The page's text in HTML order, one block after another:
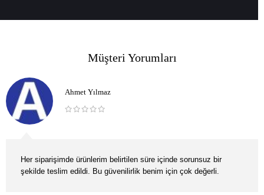
Müşteri Yorumları
Ahmet Yılmaz
Her siparişimde ürünlerim belirtilen süre içinde sorunsuz bir
şekilde teslim edildi. Bu güvenilirlik benim için çok değerli.